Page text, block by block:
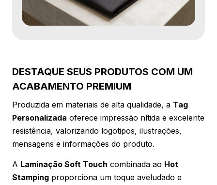
DESTAQUE SEUS PRODUTOS COM UM
ACABAMENTO PREMIUM
Produzida em materiais de alta qualidade, a Tag
Personalizada oferece impressão nítida e excelente
resistência, valorizando logotipos, ilustrações,
mensagens e informações do produto.
A Laminação Soft Touch combinada ao Hot
Stamping proporciona um toque aveludado e